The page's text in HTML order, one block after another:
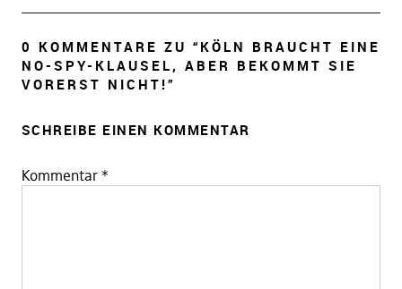
0 KOMMENTARE ZU “ KÖLN BRAUCHT EINE
NO-SPY-KLAUSEL, ABER BEKOMMT SIE
VORERST NICHT!”
SCHREIBE EINEN KOMMENTAR
Kommentar *